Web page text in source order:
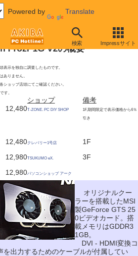
Powered by Translate
検索 Impressサイト
Frozr 1G V2の概要
示を独自に調査したものです。
ありません。
ョップ店頭にてご確認ください。
す。
ショップ
備考
12,480T-ZONE. PC DIY SHOP
1F,期間限定で表示価格から6％
引き
12,480クレバリー1号店
1F
12,980TSUKUMO eX.
3F
12,980パソコンショップ アーク
オリジナルクー
ラーを搭載したMSI
製GeForce GTS 25
0ビデオカード。搭
載メモリはGDDR3
1GB。
DVI - HDMI変換コ
を出力するためのケーブルが付属してい